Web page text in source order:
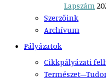
Lapszám
Szerzőink
Archívum
Pályázatok
Cikkpályázati